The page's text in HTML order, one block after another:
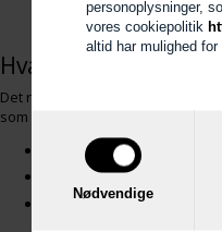
personoplysninger,
vores cookiepolitik
altid har mulighed
Nødvendige
Hvad kendetegner
Det rigtige cognac glas har en
som hver især har deres fordele:
Tulipanformet glas –
Ballonglas – Bred skål,
Tynde eller tykke glas –